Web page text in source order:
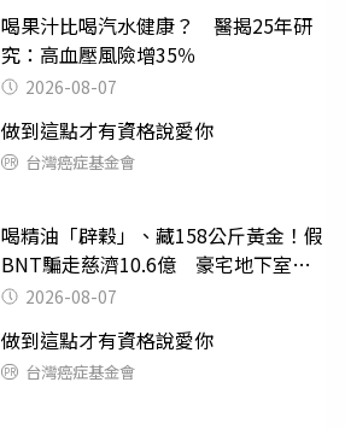
喝果汁比喝汽水健康？ 醫揭25年研
究：高血壓風險增35％
2026-08-07
做到這點才有資格說愛你
台灣癌症基金會
喝精油「辟穀」、藏158公斤黃金！假
BNT騙走慈濟10.6億 豪宅地下室竟
挖出乾鮑金庫
2026-08-07
做到這點才有資格說愛你
台灣癌症基金會